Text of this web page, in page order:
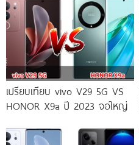
เปรียบเทียบ vivo V29 5G VS
HONOR X9a ปี 2023 จอใหญ่